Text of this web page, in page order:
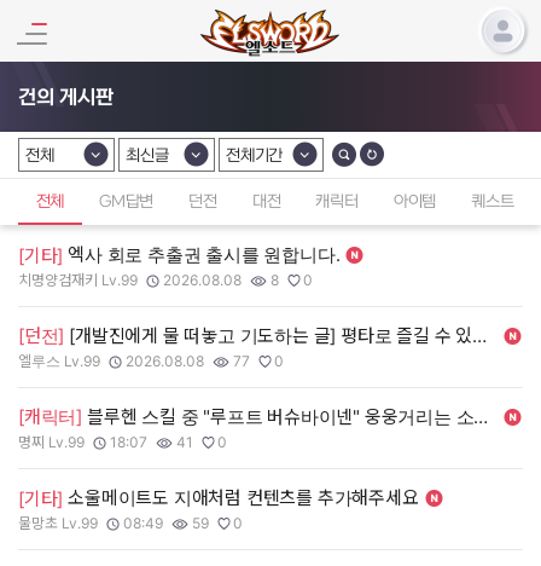
건의 게시판
카테고리 선택
전체
카테고리 선택
최신글
카테고리 선택
전체기간
전체 GM답변 던전 대전 캐릭터 아이템 퀘스트
[기타] 엑사 회로 추출권 출시를 원합니다.
작성자:
치명양검재키 Lv.99
작성일:
2026.08.08
조회수:
8
추천수:
0
[던전] [개발진에게 물 떠놓고 기도하는 글] 평타로 즐길 수 있는 신 던전을 내주세요
작성자:
엘루스 Lv.99
작성일:
2026.08.08
조회수:
77
추천수:
0
[캐릭터] 블루헨 스킬 중 "루프트 버슈바이넨" 웅웅거리는 소리 삭제 해 주세요 ㅠㅠ
작성자:
명찌 Lv.99
작성일:
18:07
조회수:
41
추천수:
0
[기타] 소울메이트도 지애처럼 컨텐츠를 추가해주세요
작성자:
물망초 Lv.99
작성일:
08:49
조회수:
59
추천수:
0